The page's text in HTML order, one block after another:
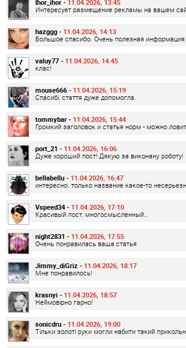
Ihor_ihor - 11.04.2026, 13:45
Интересует размещение рекламы на вашем
hazggg - 11.04.2026, 14:13
Большое спасибо. Очень полезная информация
valuy77 - 11.04.2026, 14:45
клас!
mouse666 - 11.04.2026, 15:19
Спасибі, стаття дуже допомогла.
tommybar - 11.04.2026, 15:44
Громкий заголовок и статья норм - можно
port_21 - 11.04.2026, 16:06
Дуже хороший пост! Дякую за виконану роботу!
bellabellu - 11.04.2026, 16:47
интересно. только название какое-то
Vspeed34 - 11.04.2026, 17:10
Красивый пост, многосмысленный…
night2831 - 11.04.2026, 17:55
Очень понравилась ваша статья
Jimmy_diGriz - 11.04.2026, 18:17
Мне понравилось!
krasnyi - 11.04.2026, 18:57
Неймовірно гарно!
sonicdru - 11.04.2026, 19:00
Тільки золоті руки могли набити такий